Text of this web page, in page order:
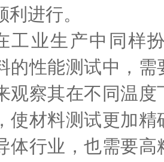
进行。
业生产中同样扮
的性能测试中，
观察其在不同温
使材料测试更加
体行业，也需要